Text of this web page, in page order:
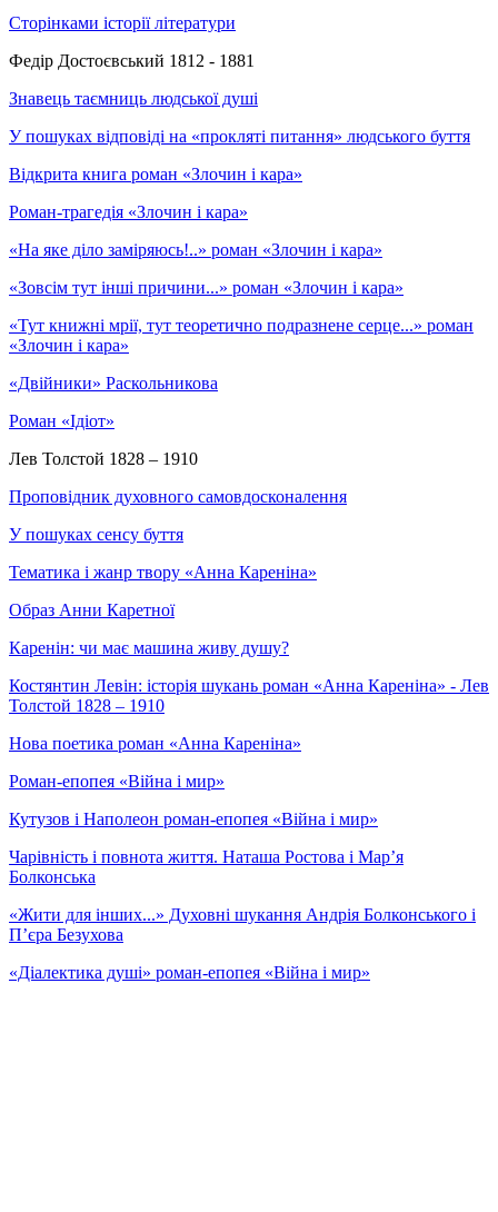
Сторінками історії літератури
Федір Достоєвський 1812 - 1881
Знавець таємниць людської душі
У пошуках відповіді на «прокляті питання» людського буття
Відкрита книга роман «Злочин і кара»
Роман-трагедія «Злочин і кара»
«На яке діло заміряюсь!..» роман «Злочин і кара»
«Зовсім тут інші причини...» роман «Злочин і кара»
«Тут книжні мрії, тут теоретично подразнене серце...» роман
«Злочин і кара»
«Двійники» Раскольникова
Роман «Ідіот»
Лев Толстой 1828 – 1910
Проповідник духовного самовдосконалення
У пошуках сенсу буття
Тематика і жанр твору «Анна Кареніна»
Образ Анни Каретної
Каренін: чи має машина живу душу?
Костянтин Левін: історія шукань роман «Анна Кареніна» - Лев
Толстой 1828 – 1910
Нова поетика роман «Анна Кареніна»
Роман-епопея «Війна і мир»
Кутузов і Наполеон роман-епопея «Війна і мир»
Чарівність і повнота життя. Наташа Ростова і Мар’я
Болконська
«Жити для інших...» Духовні шукання Андрія Болконського і
П’єра Безухова
«Діалектика душі» роман-епопея «Війна і мир»